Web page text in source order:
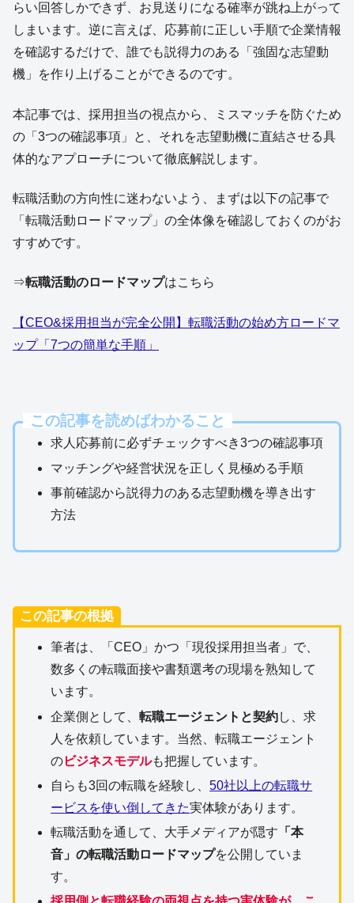
らい回答しかできず、お見送りになる確率が跳ね上がって
しまいます。逆に言えば、応募前に正しい手順で企業情報
を確認するだけで、誰でも説得力のある「強固な志望動
機」を作り上げることができるのです。
本記事では、採用担当の視点から、ミスマッチを防ぐため
の「3つの確認事項」と、それを志望動機に直結させる具
体的なアプローチについて徹底解説します。
転職活動の方向性に迷わないよう、まずは以下の記事で
「転職活動ロードマップ」の全体像を確認しておくのがお
すすめです。
⇒転職活動のロードマップはこちら
【CEO&採用担当が完全公開】転職活動の始め方ロードマ
ップ「7つの簡単な手順」
この記事を読めばわかること
求人応募前に必ずチェックすべき3つの確認事項
マッチングや経営状況を正しく見極める手順
事前確認から説得力のある志望動機を導き出す
方法
この記事の根拠
筆者は、「CEO」かつ「現役採用担当者」で、
数多くの転職面接や書類選考の現場を熟知して
います。
企業側として、転職エージェントと契約し、求
人を依頼しています。当然、転職エージェント
のビジネスモデルも把握しています。
自らも3回の転職を経験し、50社以上の転職サ
ービスを使い倒してきた実体験があります。
転職活動を通して、大手メディアが隠す 「本
音」の転職活動ロードマップを公開していま
す。